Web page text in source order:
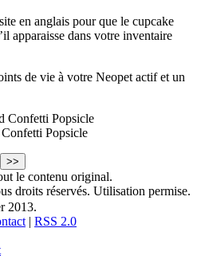
en anglais pour que le cupcake
apparaisse dans votre inventaire
de vie à votre Neopet actif et un
Popsicle
le contenu original.
droits réservés. Utilisation permise.
2013.
| RSS 2.0